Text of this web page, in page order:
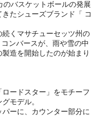
のバスケットボールの発展
たシューズブランド「 コ
くマサチューセッツ州の
ンバースが、雨や雪の中
造を開始したのが始まり
ードスター」をモチーフ
モデル。
ーに、カウンター部分に